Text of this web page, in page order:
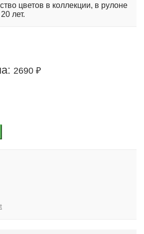
цветов в коллекции, в рулоне
лет.
2690 ₽